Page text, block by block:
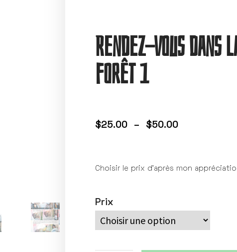
Rendez-vous dans
forêt 1
$25.00 – $50.00
Choisir le prix d’après mon
Prix